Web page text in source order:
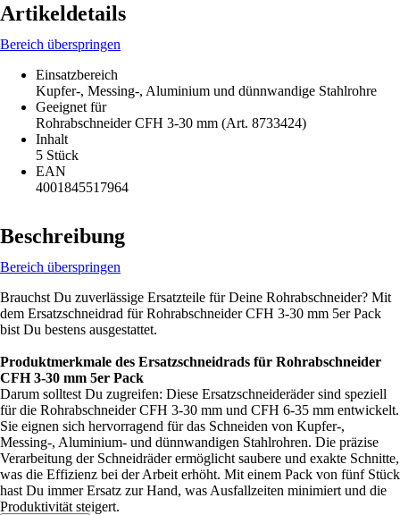
Artikeldetails
Bereich überspringen
Einsatzbereich
Kupfer-, Messing-, Aluminium und dünnwandige Stahlrohre
Geeignet für
Rohrabschneider CFH 3-30 mm (Art. 8733424)
Inhalt
5 Stück
EAN
4001845517964
Beschreibung
Bereich überspringen
Brauchst Du zuverlässige Ersatzteile für Deine Rohrabschneider? Mit
dem Ersatzschneidrad für Rohrabschneider CFH 3-30 mm 5er Pack
bist Du bestens ausgestattet.
Produktmerkmale des Ersatzschneidrads für Rohrabschneider
CFH 3-30 mm 5er Pack
Darum solltest Du zugreifen: Diese Ersatzschneideräder sind speziell
für die Rohrabschneider CFH 3-30 mm und CFH 6-35 mm entwickelt.
Sie eignen sich hervorragend für das Schneiden von Kupfer-,
Messing-, Aluminium- und dünnwandigen Stahlrohren. Die präzise
Verarbeitung der Schneidräder ermöglicht saubere und exakte Schnitte,
was die Effizienz bei der Arbeit erhöht. Mit einem Pack von fünf Stück
hast Du immer Ersatz zur Hand, was Ausfallzeiten minimiert und die
Produktivität steigert.